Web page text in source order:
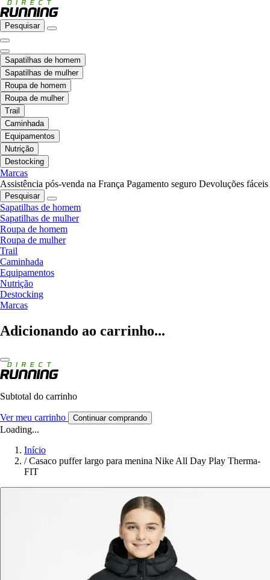
Pesquisar
Sapatilhas de homem
Sapatilhas de mulher
Roupa de homem
Roupa de mulher
Trail
Caminhada
Equipamentos
Nutrição
Destocking
Marcas
Assistência pós-venda na França Pagamento seguro Devoluções fáceis
Pesquisar
Sapatilhas de homem
Sapatilhas de mulher
Roupa de homem
Roupa de mulher
Trail
Caminhada
Equipamentos
Nutrição
Destocking
Marcas
Adicionando ao carrinho...
Subtotal do carrinho
Ver meu carrinho Continuar comprando
Loading...
Início
/ Casaco puffer largo para menina Nike All Day Play Therma-
FIT